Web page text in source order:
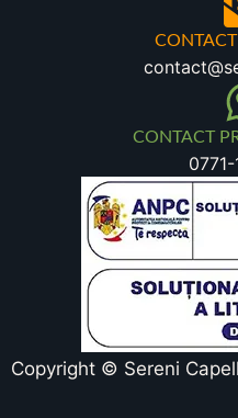
CONTACT
Copyright © Sereni